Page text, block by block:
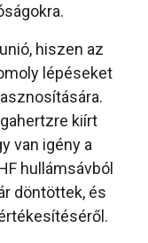
hiszen az
lépéseket
kiírt
van igény a
hullámsávból
döntöttek, és